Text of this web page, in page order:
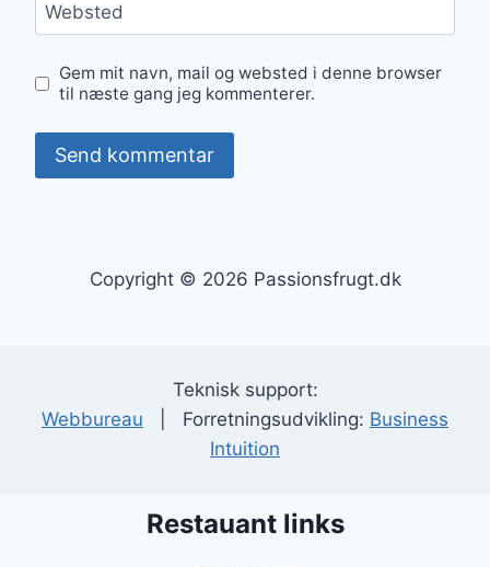
Websted
Gem mit navn, mail og websted i denne browser
til næste gang jeg kommenterer.
Copyright © 2026 Passionsfrugt.dk
Teknisk support:
Webbureau | Forretningsudvikling: Business
Intuition
Restauant links